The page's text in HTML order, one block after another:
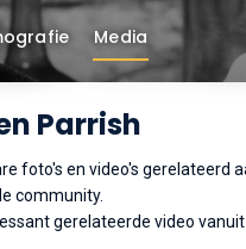
Media
Parrish
foto's en video's gerelateerd
community.
gerelateerde video